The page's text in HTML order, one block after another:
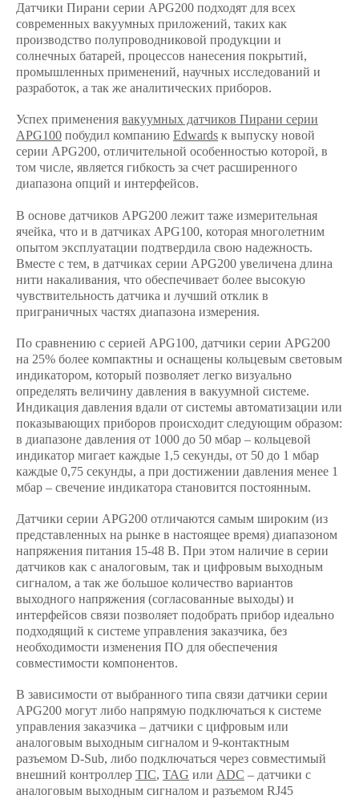
Датчики Пирани серии APG200 подходят для всех
современных вакуумных приложений, таких как
производство полупроводниковой продукции и
солнечных батарей, процессов нанесения покрытий,
промышленных применений, научных исследований и
разработок, а так же аналитических приборов.
Успех применения вакуумных датчиков Пирани серии
APG100 побудил компанию Edwards к выпуску новой
серии APG200, отличительной особенностью которой, в
том числе, является гибкость за счет расширенного
диапазона опций и интерфейсов.
В основе датчиков APG200 лежит таже измерительная
ячейка, что и в датчиках APG100, которая многолетним
опытом эксплуатации подтвердила свою надежность.
Вместе с тем, в датчиках серии APG200 увеличена длина
нити накаливания, что обеспечивает более высокую
чувствительность датчика и лучший отклик в
приграничных частях диапазона измерения.
По сравнению с серией APG100, датчики серии APG200
на 25% более компактны и оснащены кольцевым световым
индикатором, который позволяет легко визуально
определять величину давления в вакуумной системе.
Индикация давления вдали от системы автоматизации или
показывающих приборов происходит следующим образом:
в диапазоне давления от 1000 до 50 мбар – кольцевой
индикатор мигает каждые 1,5 секунды, от 50 до 1 мбар
каждые 0,75 секунды, а при достижении давления менее 1
мбар – свечение индикатора становится постоянным.
Датчики серии APG200 отличаются самым широким (из
представленных на рынке в настоящее время) диапазоном
напряжения питания 15-48 В. При этом наличие в серии
датчиков как с аналоговым, так и цифровым выходным
сигналом, а так же большое количество вариантов
выходного напряжения (согласованные выходы) и
интерфейсов связи позволяет подобрать прибор идеально
подходящий к системе управления заказчика, без
необходимости изменения ПО для обеспечения
совместимости компонентов.
В зависимости от выбранного типа связи датчики серии
APG200 могут либо напрямую подключаться к системе
управления заказчика – датчики с цифровым или
аналоговым выходным сигналом и 9-контактным
разъемом D-Sub, либо подключаться через совместимый
внешний контроллер TIC, TAG или ADC – датчики с
аналоговым выходным сигналом и разъемом RJ45